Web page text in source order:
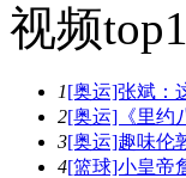
视频
1[奥运]张斌：
2[奥运]《里约
3[奥运]趣味伦
4[篮球]小皇帝